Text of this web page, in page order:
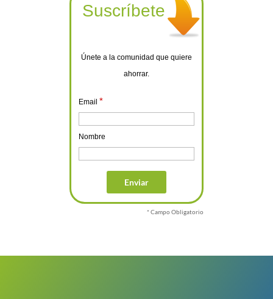
Suscríbete
Únete a la comunidad que quiere
ahorrar.
Email *
Nombre
* Campo Obligatorio